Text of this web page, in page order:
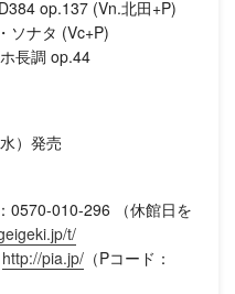
op.137 (Vn.北田+P)
タ (Vc+P)
長調 op.44
）発売
0570-010-296 （休館日を
t/
http://pia.jp/ （Pコード：